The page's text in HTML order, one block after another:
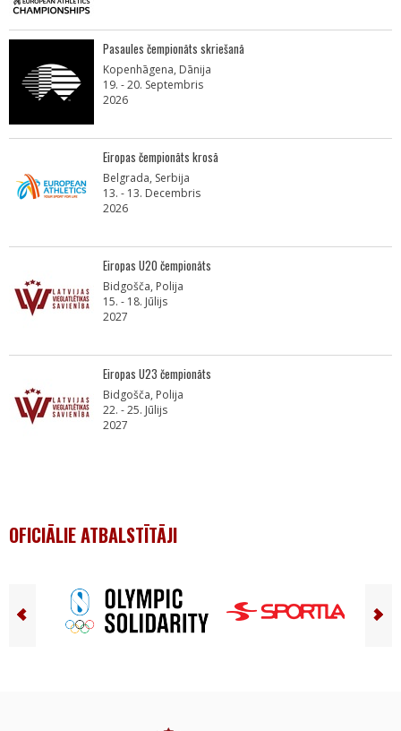
Pasaules čempionāts skriešanā
Kopenhāgena, Dānija
19. - 20. Septembris
2026
Eiropas čempionāts krosā
Belgrada, Serbija
13. - 13. Decembris
2026
Eiropas U20 čempionāts
Bidgošča, Polija
15. - 18. Jūlijs
2027
Eiropas U23 čempionāts
Bidgošča, Polija
22. - 25. Jūlijs
2027
OFICIĀLIE ATBALSTĪTĀJI